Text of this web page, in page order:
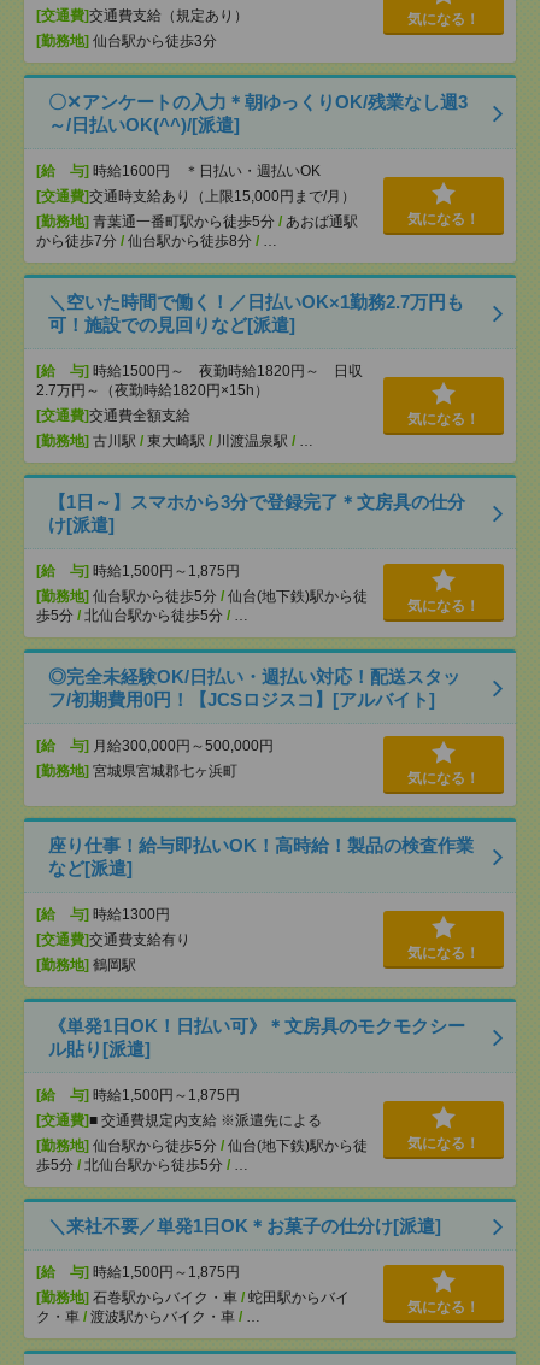
[交通費]交通費支給（規定あり）
[勤務地] 仙台駅から徒歩3分
気になる！
〇✕アンケートの入力＊朝ゆっくりOK/残業なし週3
～/日払いOK(^^)/[派遣]
[給 与] 時給1600円 ＊日払い・週払いOK
[交通費]交通時支給あり（上限15,000円まで/月）
[勤務地] 青葉通一番町駅から徒歩5分 / あおば通駅
から徒歩7分 / 仙台駅から徒歩8分 / …
気になる！
＼空いた時間で働く！／日払いOK×1勤務2.7万円も
可！施設での見回りなど[派遣]
[給 与] 時給1500円～ 夜勤時給1820円～ 日収
2.7万円～（夜勤時給1820円×15h）
[交通費]交通費全額支給
[勤務地] 古川駅 / 東大崎駅 / 川渡温泉駅 / …
気になる！
【1日～】スマホから3分で登録完了＊文房具の仕分
け[派遣]
[給 与] 時給1,500円～1,875円
[勤務地] 仙台駅から徒歩5分 / 仙台(地下鉄)駅から徒
歩5分 / 北仙台駅から徒歩5分 / …
気になる！
◎完全未経験OK/日払い・週払い対応！配送スタッ
フ/初期費用0円！【JCSロジスコ】[アルバイト]
[給 与] 月給300,000円～500,000円
[勤務地] 宮城県宮城郡七ヶ浜町 気になる！
座り仕事！給与即払いOK！高時給！製品の検査作業
など[派遣]
[給 与] 時給1300円
[交通費]交通費支給有り
[勤務地] 鶴岡駅
気になる！
《単発1日OK！日払い可》＊文房具のモクモクシー
ル貼り[派遣]
[給 与] 時給1,500円～1,875円
[交通費]■ 交通費規定内支給 ※派遣先による
[勤務地] 仙台駅から徒歩5分 / 仙台(地下鉄)駅から徒
歩5分 / 北仙台駅から徒歩5分 / …
気になる！
＼来社不要／単発1日OK＊お菓子の仕分け[派遣]
[給 与] 時給1,500円～1,875円
[勤務地] 石巻駅からバイク・車 / 蛇田駅からバイ
ク・車 / 渡波駅からバイク・車 / …
気になる！